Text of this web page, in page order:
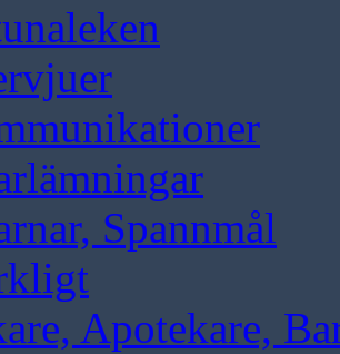
Spannmål
Apotekare,